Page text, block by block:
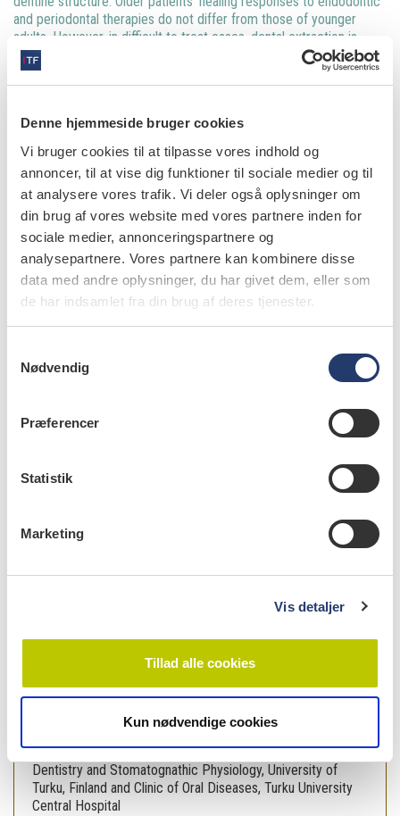
Denne hjemmeside bruger cookies
Vi bruger cookies til at tilpasse vores indhold og
annoncer, til at vise dig funktioner til sociale medier og til
at analysere vores trafik. Vi deler også oplysninger om
din brug af vores website med vores partnere inden for
sociale medier, annonceringspartnere og
analysepartnere. Vores partnere kan kombinere disse
data med andre oplysninger, du har givet dem, eller som
de har indsamlet fra din brug af deres tjenester.
Nødvendig
Præferencer
Statistik
Marketing
Vis detaljer
Tillad alle cookies
Kun nødvendige cookies
and periodontal therapies do not differ from those of younger
adults. However, in difficult to treat cases, dental extraction is
often the best way to eliminate periapical and periodontal
infections. The primary treatment goal should always be
elimination of oral pain and infections and the establishment good
Læs den fulde artikel her
info
Nr. 1 | 2017
forfattere
Timo O. Närhi,professor, ph.d., Department of Prosthetic
Dentistry and Stomatognathic Physiology, University of
Turku, Finland and Clinic of Oral Diseases, Turku University
Central Hospital